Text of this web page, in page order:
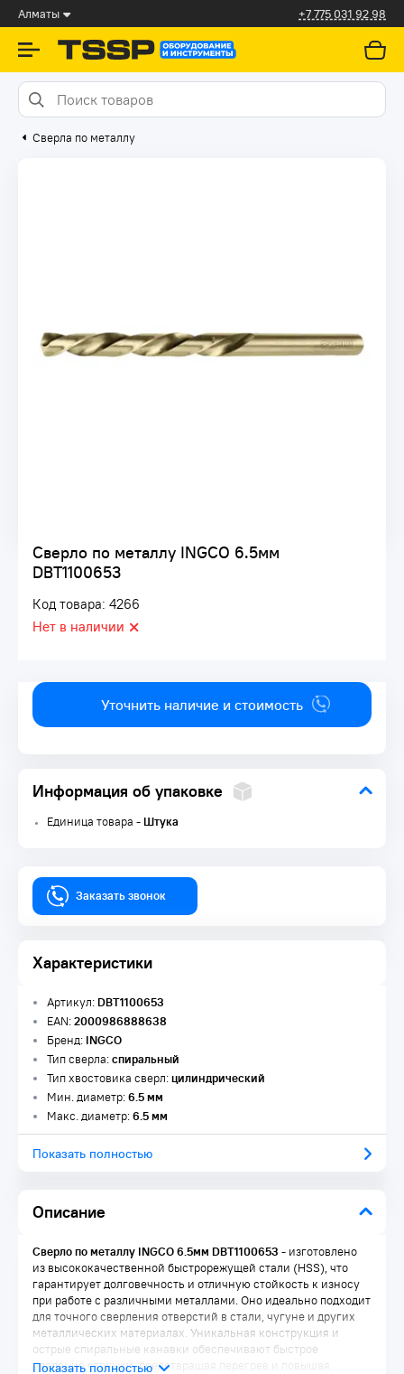
Алматы +7 775 031 92 98
Сверла по металлу
Сверло по металлу INGCO 6.5мм
DBT1100653
Код товара: 4266
Нет в наличии
Уточнить наличие и стоимость
Информация об упаковке
Единица товара -Штука
Заказать звонок
Характеристики
Описание
Артикул:DBT1100653
EAN:2000986888638
Бренд: INGCO
Тип сверла:спиральный
Тип хвостовика сверл:цилиндрический
Мин. диаметр:6.5 мм
Макс. диаметр:6.5 мм
Показать полностью
Сверло по металлу INGCO 6.5мм DBT1100653 - изготовлено
из высококачественной быстрорежущей стали (HSS), что
гарантирует долговечность и отличную стойкость к износу
при работе с различными металлами. Оно идеально подходит
для точного сверления отверстий в стали, чугуне и других
металлических материалах. Уникальная конструкция и
острые спиральные канавки обеспечивают быстрое
удаление стружки, предотвращая перегрев и повышая